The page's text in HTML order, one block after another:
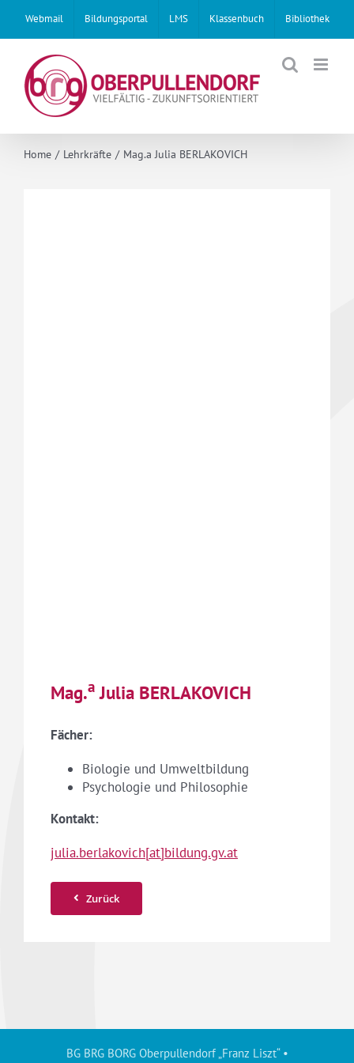
content
Webmail Bildungsportal LMS Klassenbuch Bibliothek
Home Lehrkräfte Mag.a Julia BERLAKOVICH
Mag.aJulia BERLAKOVICH
Fächer:
Biologie und Umweltbildung
Psychologie und Philosophie
Kontakt:
julia.berlakovich[at]bildung.gv.at
Zurück
BG BRG BORG Oberpullendorf „Franz Liszt“ •